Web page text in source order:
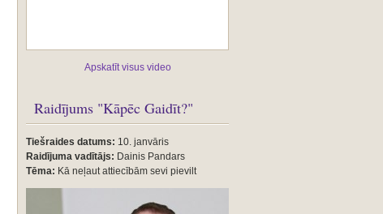
Apskatīt visus video
Raidījums "Kāpēc Gaidīt?"
Tiešraides datums: 10. janvāris
Raidījuma vadītājs: Dainis Pandars
Tēma: Kā neļaut attiecībām sevi pievilt